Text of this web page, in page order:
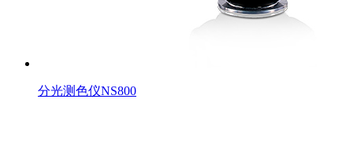
分光测色仪NS800